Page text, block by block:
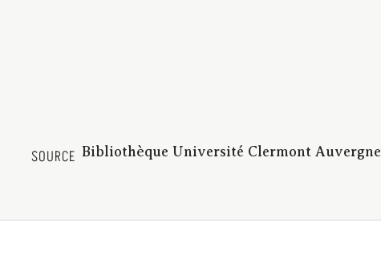
SOURCE Bibliothèque Université Clermont Auvergne